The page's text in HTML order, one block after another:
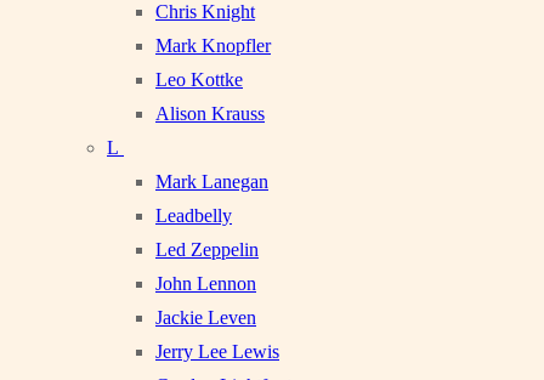
Chris Knight
Mark Knopfler
Leo Kottke
Alison Krauss
L
Mark Lanegan
Leadbelly
Led Zeppelin
John Lennon
Jackie Leven
Jerry Lee Lewis